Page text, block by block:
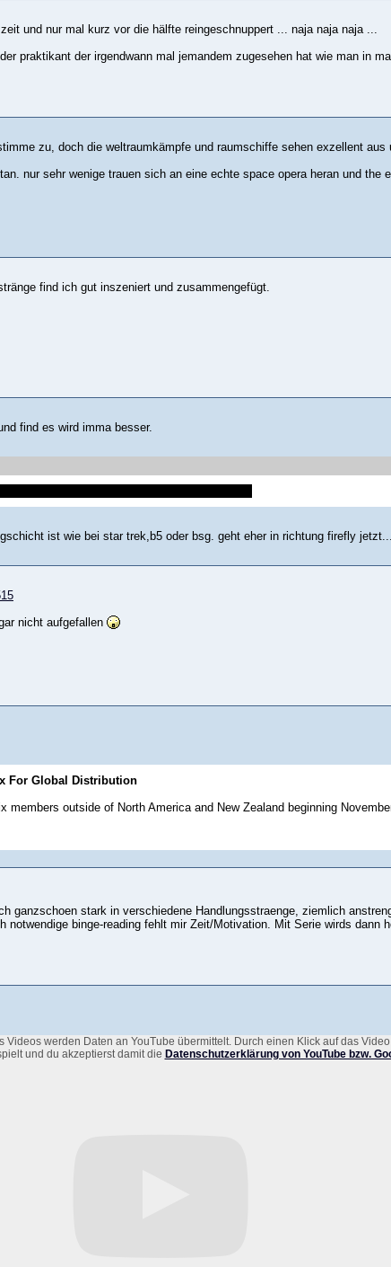
und nur mal kurz vor die hälfte reingeschnuppert ... naja naja naja ...
praktikant der irgendwann mal jemandem zugesehen hat wie man in
zu, doch die weltraumkämpfe und raumschiffe sehen exzellent
nur sehr wenige trauen sich an eine echte space opera heran und the
find ich gut inszeniert und zusammengefügt.
find es wird imma besser.
ist wie bei star trek,b5 oder bsg. geht eher in richtung firefly jetzt...
nicht aufgefallen
For Global Distribution
outside of North America and New Zealand beginning
ganzschoen stark in verschiedene Handlungsstraenge, ziemlich
binge-reading fehlt mir Zeit/Motivation. Mit Serie wirds dann
Videos werden Daten an YouTube übermittelt. Durch einen Klick auf das
und du akzeptierst damit die Datenschutzerklärung von YouTube bzw.